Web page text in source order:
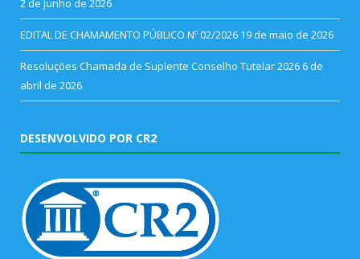
2 de junho de 2026
EDITAL DE CHAMAMENTO PÚBLICO Nº 02/2026 19 de maio de 2026
Resoluções Chamada de Suplente Conselho Tutelar 2026 6 de
abril de 2026
DESENVOLVIDO POR CR2